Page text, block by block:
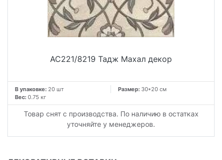
AC221/8219 Тадж Махал декор
В упаковке: 20 шт Размер: 30*20 см
Вес: 0.75 кг
Товар снят с производства. По наличию в остатках
уточняйте у менеджеров.